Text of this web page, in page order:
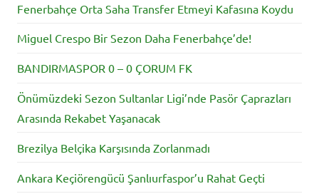
Fenerbahçe Orta Saha Transfer Etmeyi Kafasına Koydu
Miguel Crespo Bir Sezon Daha Fenerbahçe’de!
BANDIRMASPOR 0 – 0 ÇORUM FK
Önümüzdeki Sezon Sultanlar Ligi’nde Pasör Çaprazları
Arasında Rekabet Yaşanacak
Brezilya Belçika Karşısında Zorlanmadı
Ankara Keçiörengücü Şanlıurfaspor’u Rahat Geçti